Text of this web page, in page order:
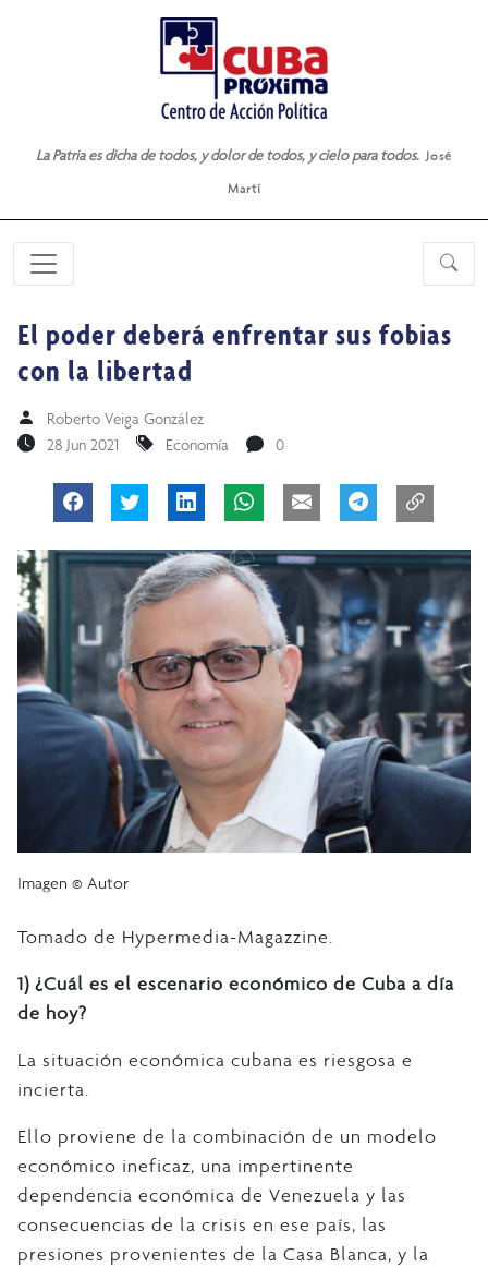
La Patria es dicha de todos, y dolor de todos, y cielo para todos. José
Martí
El poder deberá enfrentar sus fobias
con la libertad
Roberto Veiga González
28 Jun 2021
Economía 0
Imagen © Autor
Tomado de Hypermedia-Magazzine.
1) ¿Cuál es el escenario económico de Cuba a día
de hoy?
La situación económica cubana es riesgosa e
incierta.
Ello proviene de la combinación de un modelo
económico ineficaz, una impertinente
dependencia económica de Venezuela y las
consecuencias de la crisis en ese país, las
presiones provenientes de la Casa Blanca, y la